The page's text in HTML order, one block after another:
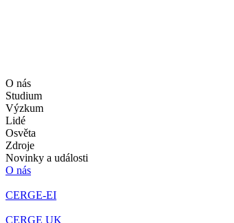
O nás
Studium
Výzkum
Lidé
Osvěta
Zdroje
Novinky a události
O nás
CERGE-EI
CERGE UK